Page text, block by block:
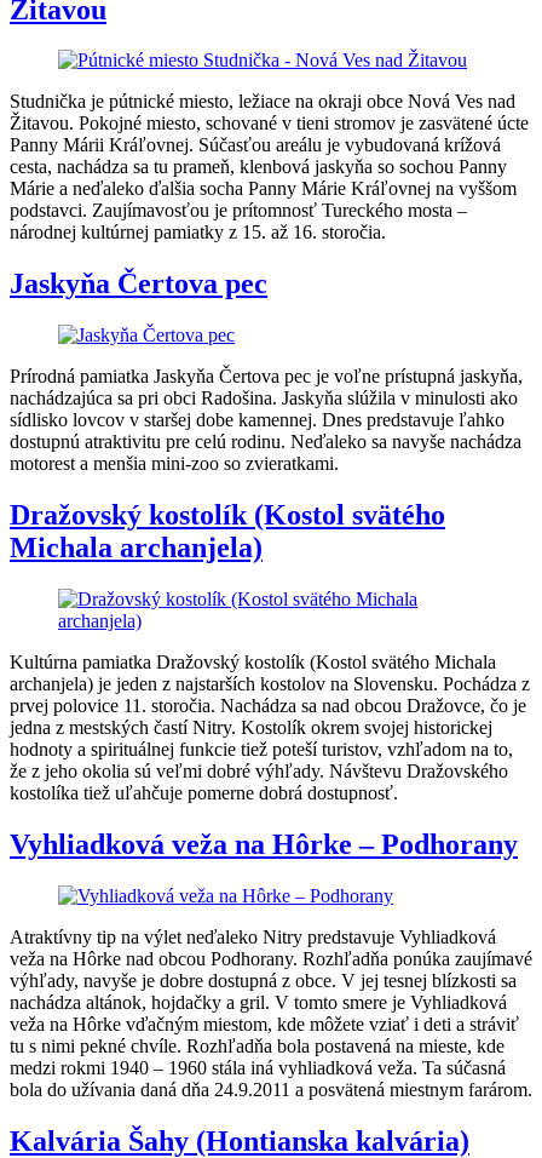
Žitavou
Studnička je pútnické miesto, ležiace na okraji obce Nová Ves nad
Žitavou. Pokojné miesto, schované v tieni stromov je zasvätené úcte
Panny Márii Kráľovnej. Súčasťou areálu je vybudovaná krížová
cesta, nachádza sa tu prameň, klenbová jaskyňa so sochou Panny
Márie a neďaleko ďalšia socha Panny Márie Kráľovnej na vyššom
podstavci. Zaujímavosťou je prítomnosť Tureckého mosta –
národnej kultúrnej pamiatky z 15. až 16. storočia.
Jaskyňa Čertova pec
Prírodná pamiatka Jaskyňa Čertova pec je voľne prístupná jaskyňa,
nachádzajúca sa pri obci Radošina. Jaskyňa slúžila v minulosti ako
sídlisko lovcov v staršej dobe kamennej. Dnes predstavuje ľahko
dostupnú atraktivitu pre celú rodinu. Neďaleko sa navyše nachádza
motorest a menšia mini-zoo so zvieratkami.
Dražovský kostolík (Kostol svätého
Michala archanjela)
Kultúrna pamiatka Dražovský kostolík (Kostol svätého Michala
archanjela) je jeden z najstarších kostolov na Slovensku. Pochádza z
prvej polovice 11. storočia. Nachádza sa nad obcou Dražovce, čo je
jedna z mestských častí Nitry. Kostolík okrem svojej historickej
hodnoty a spirituálnej funkcie tiež poteší turistov, vzhľadom na to,
že z jeho okolia sú veľmi dobré výhľady. Návštevu Dražovského
kostolíka tiež uľahčuje pomerne dobrá dostupnosť.
Vyhliadková veža na Hôrke – Podhorany
Atraktívny tip na výlet neďaleko Nitry predstavuje Vyhliadková
veža na Hôrke nad obcou Podhorany. Rozhľadňa ponúka zaujímavé
výhľady, navyše je dobre dostupná z obce. V jej tesnej blízkosti sa
nachádza altánok, hojdačky a gril. V tomto smere je Vyhliadková
veža na Hôrke vďačným miestom, kde môžete vziať i deti a stráviť
tu s nimi pekné chvíle. Rozhľadňa bola postavená na mieste, kde
medzi rokmi 1940 – 1960 stála iná vyhliadková veža. Ta súčasná
bola do užívania daná dňa 24.9.2011 a posvätená miestnym farárom.
Kalvária Šahy (Hontianska kalvária)